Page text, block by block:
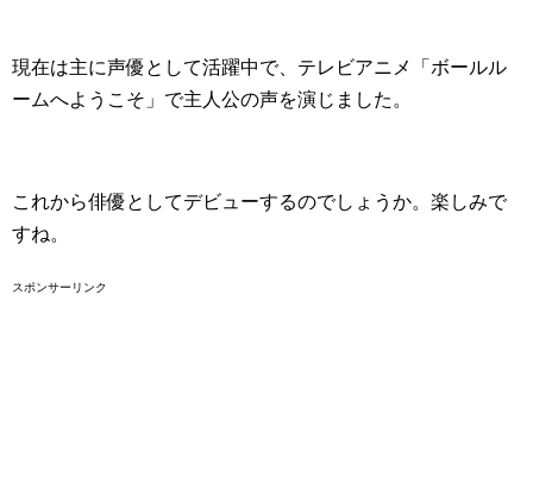
現在は主に声優として活躍中で、テレビアニメ「ボールル
ームへようこそ」で主人公の声を演じました。
これから俳優としてデビューするのでしょうか。楽しみで
すね。
スポンサーリンク